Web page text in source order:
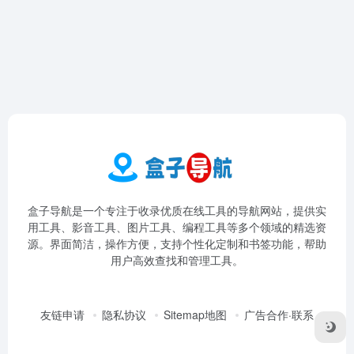
盒子导航是一个专注于收录优质在线工具的导航网站，提供实
用工具、影音工具、图片工具、编程工具等多个领域的精选资
源。界面简洁，操作方便，支持个性化定制和书签功能，帮助
用户高效查找和管理工具。
友链申请 隐私协议 Sitemap地图 广告合作·联系